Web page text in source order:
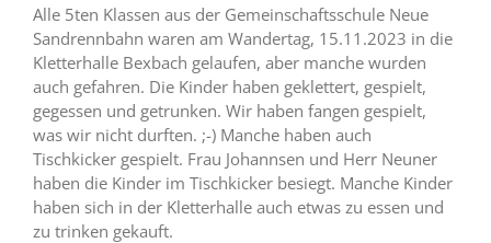
Alle 5ten Klassen aus der Gemeinschaftsschule Neue
Sandrennbahn waren am Wandertag, 15.11.2023 in die
Kletterhalle Bexbach gelaufen, aber manche wurden
auch gefahren. Die Kinder haben geklettert, gespielt,
gegessen und getrunken. Wir haben fangen gespielt,
was wir nicht durften. ;-) Manche haben auch
Tischkicker gespielt. Frau Johannsen und Herr Neuner
haben die Kinder im Tischkicker besiegt. Manche Kinder
haben sich in der Kletterhalle auch etwas zu essen und
zu trinken gekauft.